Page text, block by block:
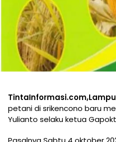
petani di srikencono baru
Yulianto selaku ketua